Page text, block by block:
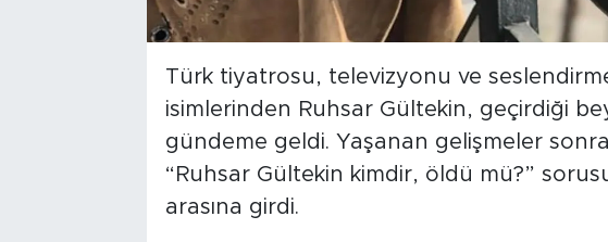
Türk tiyatrosu, televizyonu ve
isimlerinden Ruhsar Gültekin, geçirdiği
gündeme geldi. Yaşanan gelişmeler
“Ruhsar Gültekin kimdir, öldü mü?”
arasına girdi.